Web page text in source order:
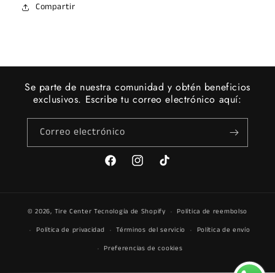
Compartir
Se parte de nuestra comunidad y obtén beneficios
exclusivos. Escribe tu correo electrónico aquí:
Correo electrónico
FacebookInstagramTikTok
© 2026, Tire Center Tecnología de Shopify
Política de reembolso
Política de privacidad
Términos del servicio
Política de envío
Preferencias de cookies